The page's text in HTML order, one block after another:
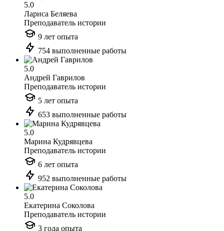
5.0
Лариса Беляева
Преподаватель истории
9 лет опыта
754 выполненные работы
5.0
Андрей Гаврилов
Преподаватель истории
5 лет опыта
653 выполненные работы
5.0
Марина Кудрявцева
Преподаватель истории
6 лет опыта
952 выполненные работы
5.0
Екатерина Соколова
Преподаватель истории
3 года опыта